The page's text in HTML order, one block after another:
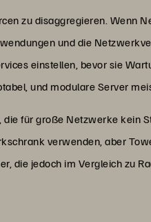
zu disaggregieren. Wenn
und die
einstellen, bevor sie
und modulare Server
für große Netzwerke kein
verwenden, aber
die jedoch im Vergleich zu